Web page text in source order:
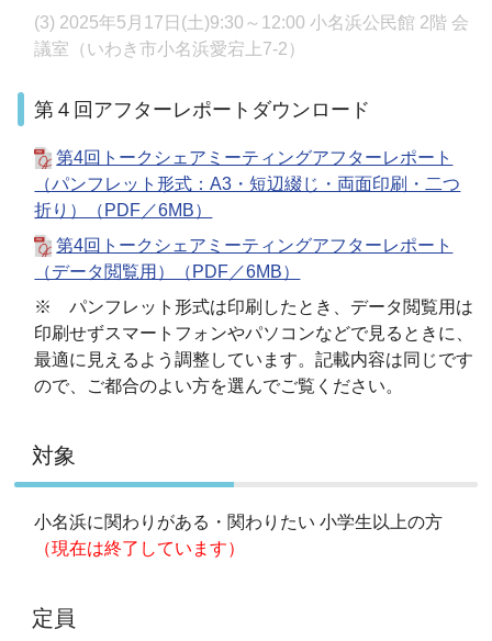
(3) 2025年5月17日(土)9:30～12:00 小名浜公民館 2階 会
議室（いわき市小名浜愛宕上7-2）
第４回アフターレポートダウンロード
第4回トークシェアミーティングアフターレポート
（パンフレット形式：A3・短辺綴じ・両面印刷・二つ
折り）（PDF／6MB）
第4回トークシェアミーティングアフターレポート
（データ閲覧用）（PDF／6MB）
※ パンフレット形式は印刷したとき、データ閲覧用は
印刷せずスマートフォンやパソコンなどで見るときに、
最適に見えるよう調整しています。記載内容は同じです
ので、ご都合のよい方を選んでご覧ください。
対象
小名浜に関わりがある・関わりたい 小学生以上の方
（現在は終了しています）
定員